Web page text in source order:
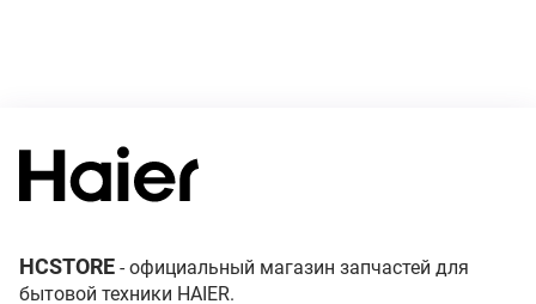
HCSTORE - официальный магазин запчастей для
бытовой техники HAIER.